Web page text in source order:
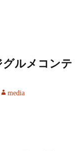
グルメコンテ
media